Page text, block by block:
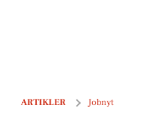
ARTIKLER Jobnyt
Erfaringsrig madentusiast til